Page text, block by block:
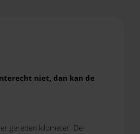
niet, dan kan de
gereden kilometer. De